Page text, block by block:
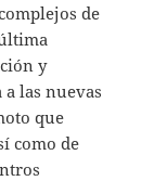
de
y
las nuevas
que
como de